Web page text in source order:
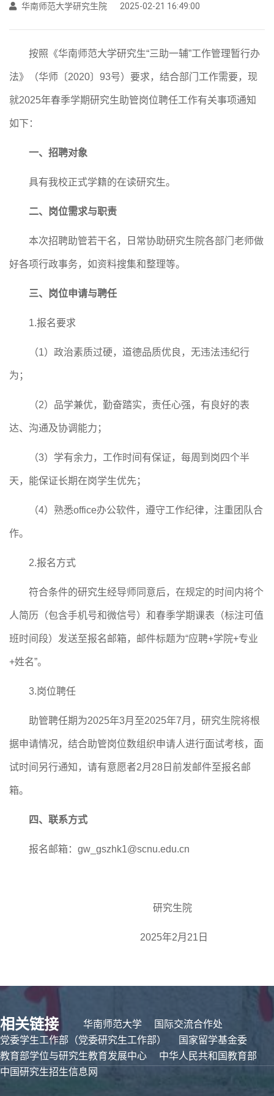
华南师范大学研究生院 2025-02-21 16:49:00
按照《华南师范大学研究生“三助一辅”工作管理暂行办
法》（华师〔2020〕93号）要求 ， 结合部门 工作需要，现
就2025年春季学期研究生助管岗位聘任工作有关事项通知
如下：
一、 招聘对象
具有我校正式学籍的在读研究生。
二、 岗位需求与职责
本次招聘助管若干名，日常协助研究生院各部门老师做
好各项行政事务，如资料搜集和整理等。
三、岗位申请与聘任
1.报名要求
（1） 政治素质过硬，道德品质优良，无违法违纪行
为；
（2） 品学兼优，勤奋踏实，责任心强，有良好的表
达、沟通及协调能力；
（3） 学有余力，工作时间有保证，每周到岗四个半
天，能保证长期在岗学生优先；
（4） 熟悉office办公软件，遵守工作纪律，注重团队合
作。
2.报名方式
符合条件的研究生经导师同意后，在规定的时间内将个
人简历（包含手机号和微信号）和春季学期课表（标注可值
班时间段） 发送至报名邮箱， 邮件标题为“应聘+学院+专业
+姓名”。
3.岗位聘任
助管聘任期为2025年3月 至2025年7月， 研究生院将根
据申请情况，结合助管岗位数组织申请人进行面试考核，面
试时间另行通知，请有意愿者2月 28 日前发邮件至报名邮
箱。
四、联系方式
报名邮箱： gw_gszhk1@scnu.edu.cn
研究生院
2025年2月 21 日
相关链接 华南师范大学
国际交流合作处
党委学生工作部（党委研究生工作部）
国家留学基金委
教育部学位与研究生教育发展中心
中华人民共和国教育部
中国研究生招生信息网